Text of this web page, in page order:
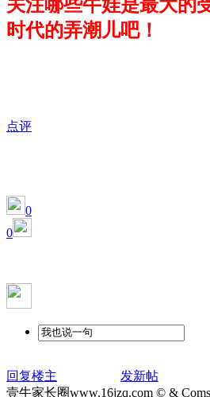
关注哪些牛娃是最大的
时代的弄潮儿吧！
点评
0
0
回复楼主 发新帖
壹牛家长圈www.16jzq.com © &